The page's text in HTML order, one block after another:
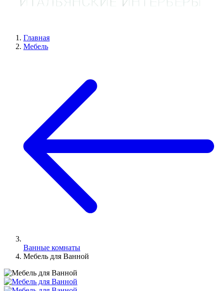
Главная
Мебель
Ванные комнаты
Мебель для Ванной